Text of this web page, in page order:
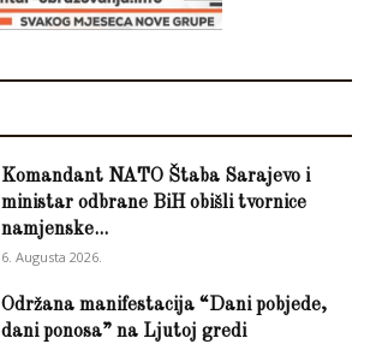
Komandant NATO Štaba Sarajevo i
ministar odbrane BiH obišli tvornice
namjenske...
6. Augusta 2026.
Održana manifestacija “Dani pobjede,
dani ponosa” na Ljutoj gredi